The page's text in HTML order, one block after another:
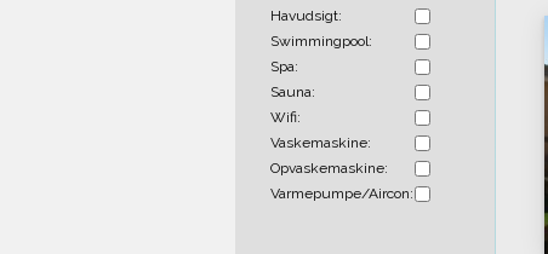
Havudsigt:
Swimmingpool:
Spa:
Sauna:
Wifi:
Vaskemaskine:
Opvaskemaskine:
Varmepumpe/Aircon: